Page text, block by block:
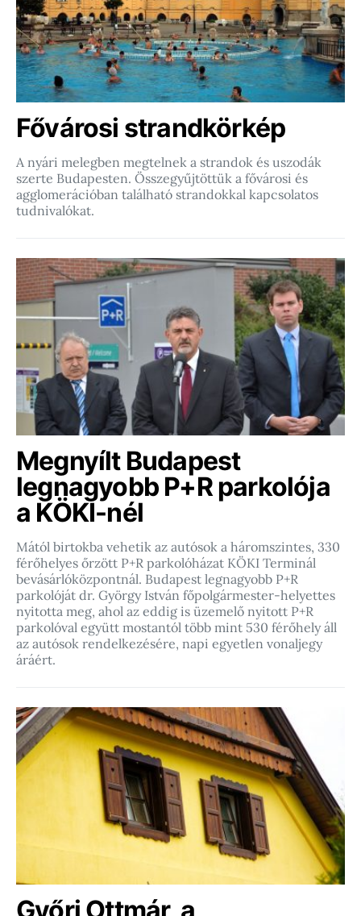
Fővárosi strandkörkép
A nyári melegben megtelnek a strandok és uszodák
szerte Budapesten. Összegyűjtöttük a fővárosi és
agglomerációban található strandokkal kapcsolatos
tudnivalókat.
Megnyílt Budapest
legnagyobb P+R parkolója
a KÖKI-nél
Mától birtokba vehetik az autósok a háromszintes, 330
férőhelyes őrzött P+R parkolóházat KÖKI Terminál
bevásárlóközpontnál. Budapest legnagyobb P+R
parkolóját dr. György István főpolgármester-helyettes
nyitotta meg, ahol az eddig is üzemelő nyitott P+R
parkolóval együtt mostantól több mint 530 férőhely áll
az autósok rendelkezésére, napi egyetlen vonaljegy
áráért.